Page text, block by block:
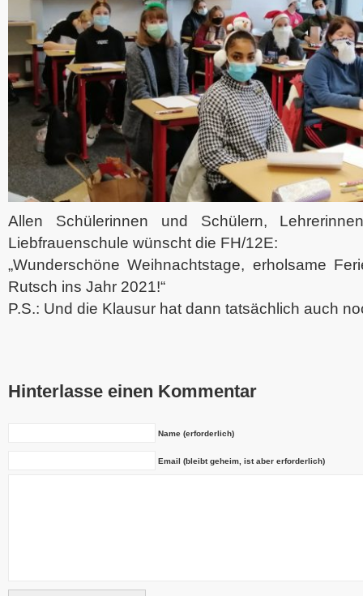
Allen Schülerinnen und Schülern,
Liebfrauenschule wünscht die FH/12E:
„Wunderschöne Weihnachtstage, erholsame
Rutsch ins Jahr 2021!“
P.S.: Und die Klausur hat dann tatsächlich auch
Hinterlasse einen Kommentar
Name (erforderlich)
Email (bleibt geheim, ist aber erforderlich)